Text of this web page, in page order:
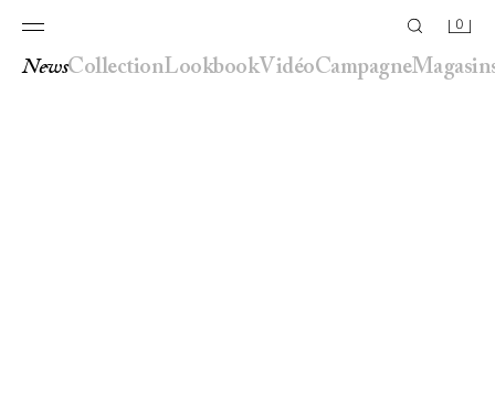
0
news collection lookbook vidéo campagne